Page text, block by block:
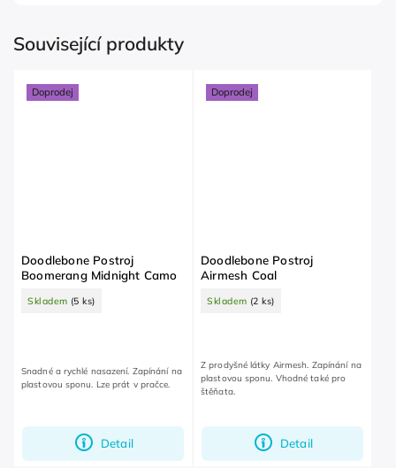
Související produkty
Doprodej
Doodlebone Postroj
Boomerang Midnight Camo
Skladem (5 ks)
Detail
Snadné a rychlé nasazení. Zapínání na
plastovou sponu. Lze prát v pračce.
Doprodej
Doodlebone Postroj
Airmesh Coal
Skladem (2 ks)
Detail
Z prodyšné látky Airmesh. Zapínání na
plastovou sponu. Vhodné také pro
štěňata.